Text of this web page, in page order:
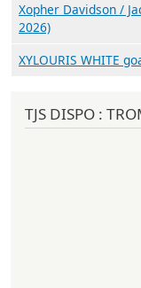
Xopher Davidson /
2026)
XYLOURIS WHITE
TJS DISPO :